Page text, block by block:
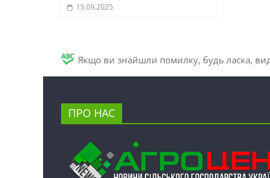
15.09.2025
Якщо ви знайшли помилку, будь ласка,
ПРО НАС